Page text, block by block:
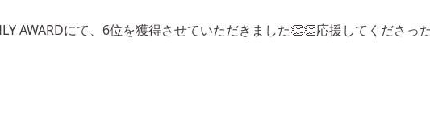
AWARDにて、6位を獲得させていただきました👏👏応援してくださ